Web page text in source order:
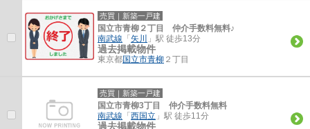
売買｜新築一戸建
国立市青柳２丁目 仲介手数料無料♪
南武線 「 矢川 」駅 徒歩13分
過去掲載物件
東京都国立市青柳 ２丁目
売買｜新築一戸建
国立市青柳3丁目 仲介手数料無料
南武線 「 西国立 」駅 徒歩11分
過去掲載物件